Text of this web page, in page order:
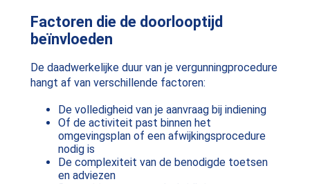
Factoren die de doorlooptijd
beïnvloeden
De daadwerkelijke duur van je vergunningprocedure
hangt af van verschillende factoren:
De volledigheid van je aanvraag bij indiening
Of de activiteit past binnen het
omgevingsplan of een afwijkingsprocedure
nodig is
De complexiteit van de benodigde toetsen
en adviezen